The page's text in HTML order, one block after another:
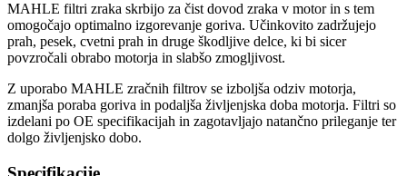
MAHLE filtri zraka skrbijo za čist dovod zraka v motor in s tem
omogočajo optimalno izgorevanje goriva. Učinkovito zadržujejo
prah, pesek, cvetni prah in druge škodljive delce, ki bi sicer
povzročali obrabo motorja in slabšo zmogljivost.
Z uporabo MAHLE zračnih filtrov se izboljša odziv motorja,
zmanjša poraba goriva in podaljša življenjska doba motorja. Filtri so
izdelani po OE specifikacijah in zagotavljajo natančno prileganje ter
dolgo življenjsko dobo.